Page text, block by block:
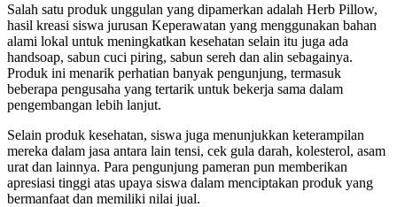
Salah satu produk unggulan yang dipamerkan adalah Herb Pillow,
hasil kreasi siswa jurusan Keperawatan yang menggunakan bahan
alami lokal untuk meningkatkan kesehatan selain itu juga ada
handsoap, sabun cuci piring, sabun sereh dan alin sebagainya.
Produk ini menarik perhatian banyak pengunjung, termasuk
beberapa pengusaha yang tertarik untuk bekerja sama dalam
pengembangan lebih lanjut.
Selain produk kesehatan, siswa juga menunjukkan keterampilan
mereka dalam jasa antara lain tensi, cek gula darah, kolesterol, asam
urat dan lainnya. Para pengunjung pameran pun memberikan
apresiasi tinggi atas upaya siswa dalam menciptakan produk yang
bermanfaat dan memiliki nilai jual.